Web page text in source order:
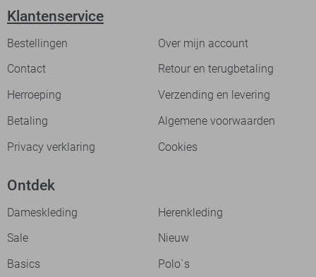
Klantenservice
Bestellingen
Over mijn account
Contact
Retour en terugbetaling
Herroeping
Verzending en levering
Betaling
Algemene voorwaarden
Privacy verklaring
Cookies
Ontdek
Dameskleding
Herenkleding
Sale
Nieuw
Basics
Polo`s